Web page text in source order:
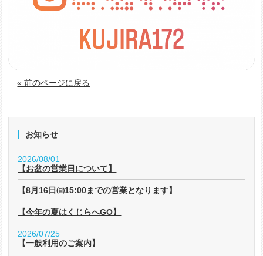
« 前のページに戻る
お知らせ
2026/08/01
【お盆の営業日について】
【8月16日㈰15:00までの営業となります】
【今年の夏はくじらへGO】
2026/07/25
【一般利用のご案内】